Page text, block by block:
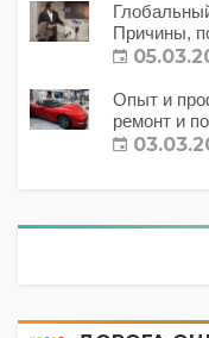
Причины,
с этим
Опыт и
ремонт и